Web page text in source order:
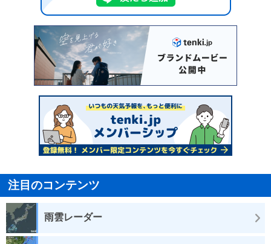
注目のコンテンツ
雨雲レーダー